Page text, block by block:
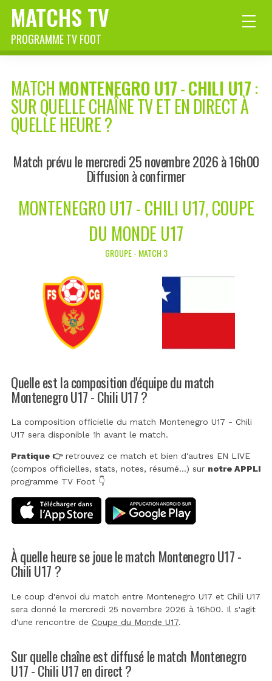
MATCHS TV
PROGRAMME TV FOOT
MATCH MONTENEGRO U17-CHILI U17:
SUR QUELLE CHAÎNE TV ET EN DIRECT À
QUELLE HEURE ?
Match prévu le mercredi 25 novembre 2026 à 16h00
Diffusion à confirmer
MONTENEGRO U17 - CHILI U17, COUPE
DU MONDE U17
GROUPE - MATCH 3
Quelle est la composition d'équipe du match
Montenegro U17 - Chili U17 ?
La composition officielle du match Montenegro U17 - Chili
U17 sera disponible 1h avant le match.
Pratique 👉retrouvez ce match et bien d'autres EN LIVE
(compos officielles, stats, notes, résumé...) sur notre APPLI
programme TV Foot 👇
À quelle heure se joue le match Montenegro U17 -
Chili U17 ?
Le coup d'envoi du match entre Montenegro U17 et Chili U17
sera donné le mercredi 25 novembre 2026 à 16h00. Il s'agit
d'une rencontre de Coupe du Monde U17.
Sur quelle chaîne est diffusé le match Montenegro
U17 - Chili U17 en direct ?